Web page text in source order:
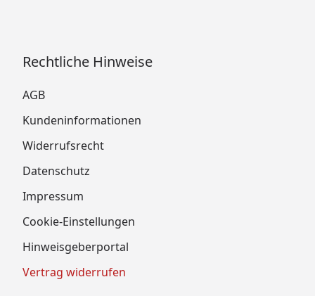
Rechtliche Hinweise
AGB
Kundeninformationen
Widerrufsrecht
Datenschutz
Impressum
Cookie-Einstellungen
Hinweisgeberportal
Vertrag widerrufen